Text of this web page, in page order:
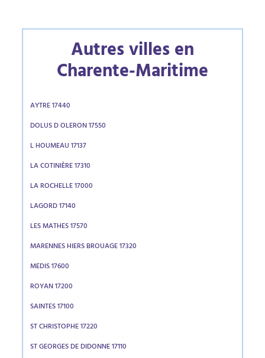
Autres villes en
Charente-Maritime
AYTRE 17440
DOLUS D OLERON 17550
L HOUMEAU 17137
LA COTINIÈRE 17310
LA ROCHELLE 17000
LAGORD 17140
LES MATHES 17570
MARENNES HIERS BROUAGE 17320
MEDIS 17600
ROYAN 17200
SAINTES 17100
ST CHRISTOPHE 17220
ST GEORGES DE DIDONNE 17110